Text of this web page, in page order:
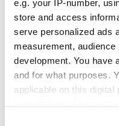
e.g. your IP-number,
store and access
serve personalized ads
measurement,
development. You have
and for what purposes.
applicable on this digital
دولاراً